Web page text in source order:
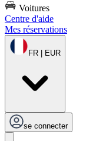
Voitures
Centre d'aide
Mes réservations
FR | EUR
se connecter